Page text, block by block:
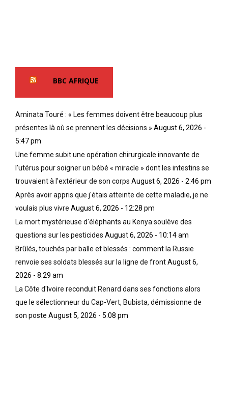
BBC AFRIQUE
Aminata Touré : « Les femmes doivent être beaucoup plus
présentes là où se prennent les décisions » August 6, 2026 -
5:47 pm
Une femme subit une opération chirurgicale innovante de
l'utérus pour soigner un bébé « miracle » dont les intestins se
trouvaient à l'extérieur de son corps August 6, 2026 - 2:46 pm
Après avoir appris que j'étais atteinte de cette maladie, je ne
voulais plus vivre August 6, 2026 - 12:28 pm
La mort mystérieuse d'éléphants au Kenya soulève des
questions sur les pesticides August 6, 2026 - 10:14 am
Brûlés, touchés par balle et blessés : comment la Russie
renvoie ses soldats blessés sur la ligne de frontAugust 6,
2026 - 8:29 am
La Côte d'Ivoire reconduit Renard dans ses fonctions alors
que le sélectionneur du Cap-Vert, Bubista, démissionne de
son poste August 5, 2026 - 5:08 pm